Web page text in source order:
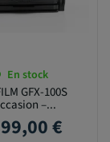
En stock
GFX-100S
–...
€